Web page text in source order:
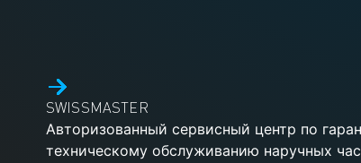
SWISSMASTER
Авторизованный сервисный центр по
техническому обслуживанию наручных